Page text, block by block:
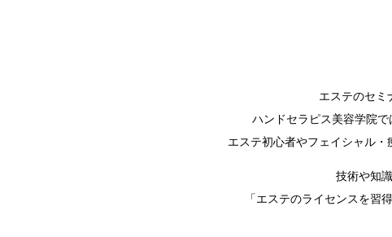
エステのセミ
ハンドセラピス美容学院
エステ初心者やフェイシャル・
技術や知
「エステのライセンスを習